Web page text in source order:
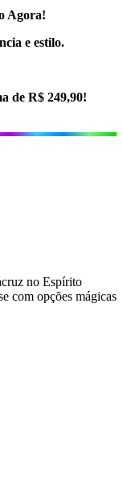
Agora!
e estilo.
de R$ 249,90!
no Espírito
com opções mágicas